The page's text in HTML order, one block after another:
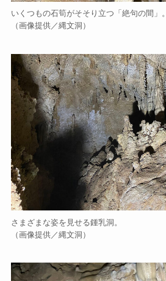
いくつもの石筍がそそり立つ「絶句の間」。
（画像提供／縄文洞）
さまざまな姿を見せる鍾乳洞。
（画像提供／縄文洞）